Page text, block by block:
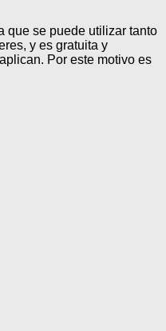
que se puede utilizar tanto
y es gratuita y
Por este motivo es